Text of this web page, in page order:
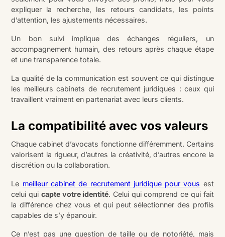
expliquer la recherche, les retours candidats, les points
d’attention, les ajustements nécessaires.
Un bon suivi implique des échanges réguliers, un
accompagnement humain, des retours après chaque étape
et une transparence totale.
La qualité de la communication est souvent ce qui distingue
les meilleurs cabinets de recrutement juridiques : ceux qui
travaillent vraiment en partenariat avec leurs clients.
La compatibilité avec vos valeurs
Chaque cabinet d’avocats fonctionne différemment. Certains
valorisent la rigueur, d’autres la créativité, d’autres encore la
discrétion ou la collaboration.
Le meilleur cabinet de recrutement juridique pour vous est
celui qui capte votre identité. Celui qui comprend ce qui fait
la différence chez vous et qui peut sélectionner des profils
capables de s’y épanouir.
Ce n’est pas une question de taille ou de notoriété, mais